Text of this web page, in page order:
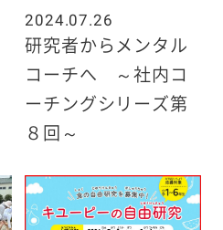
2024.07.26
研究者からメンタル
コーチへ ～社内コ
ーチングシリーズ第
８回～